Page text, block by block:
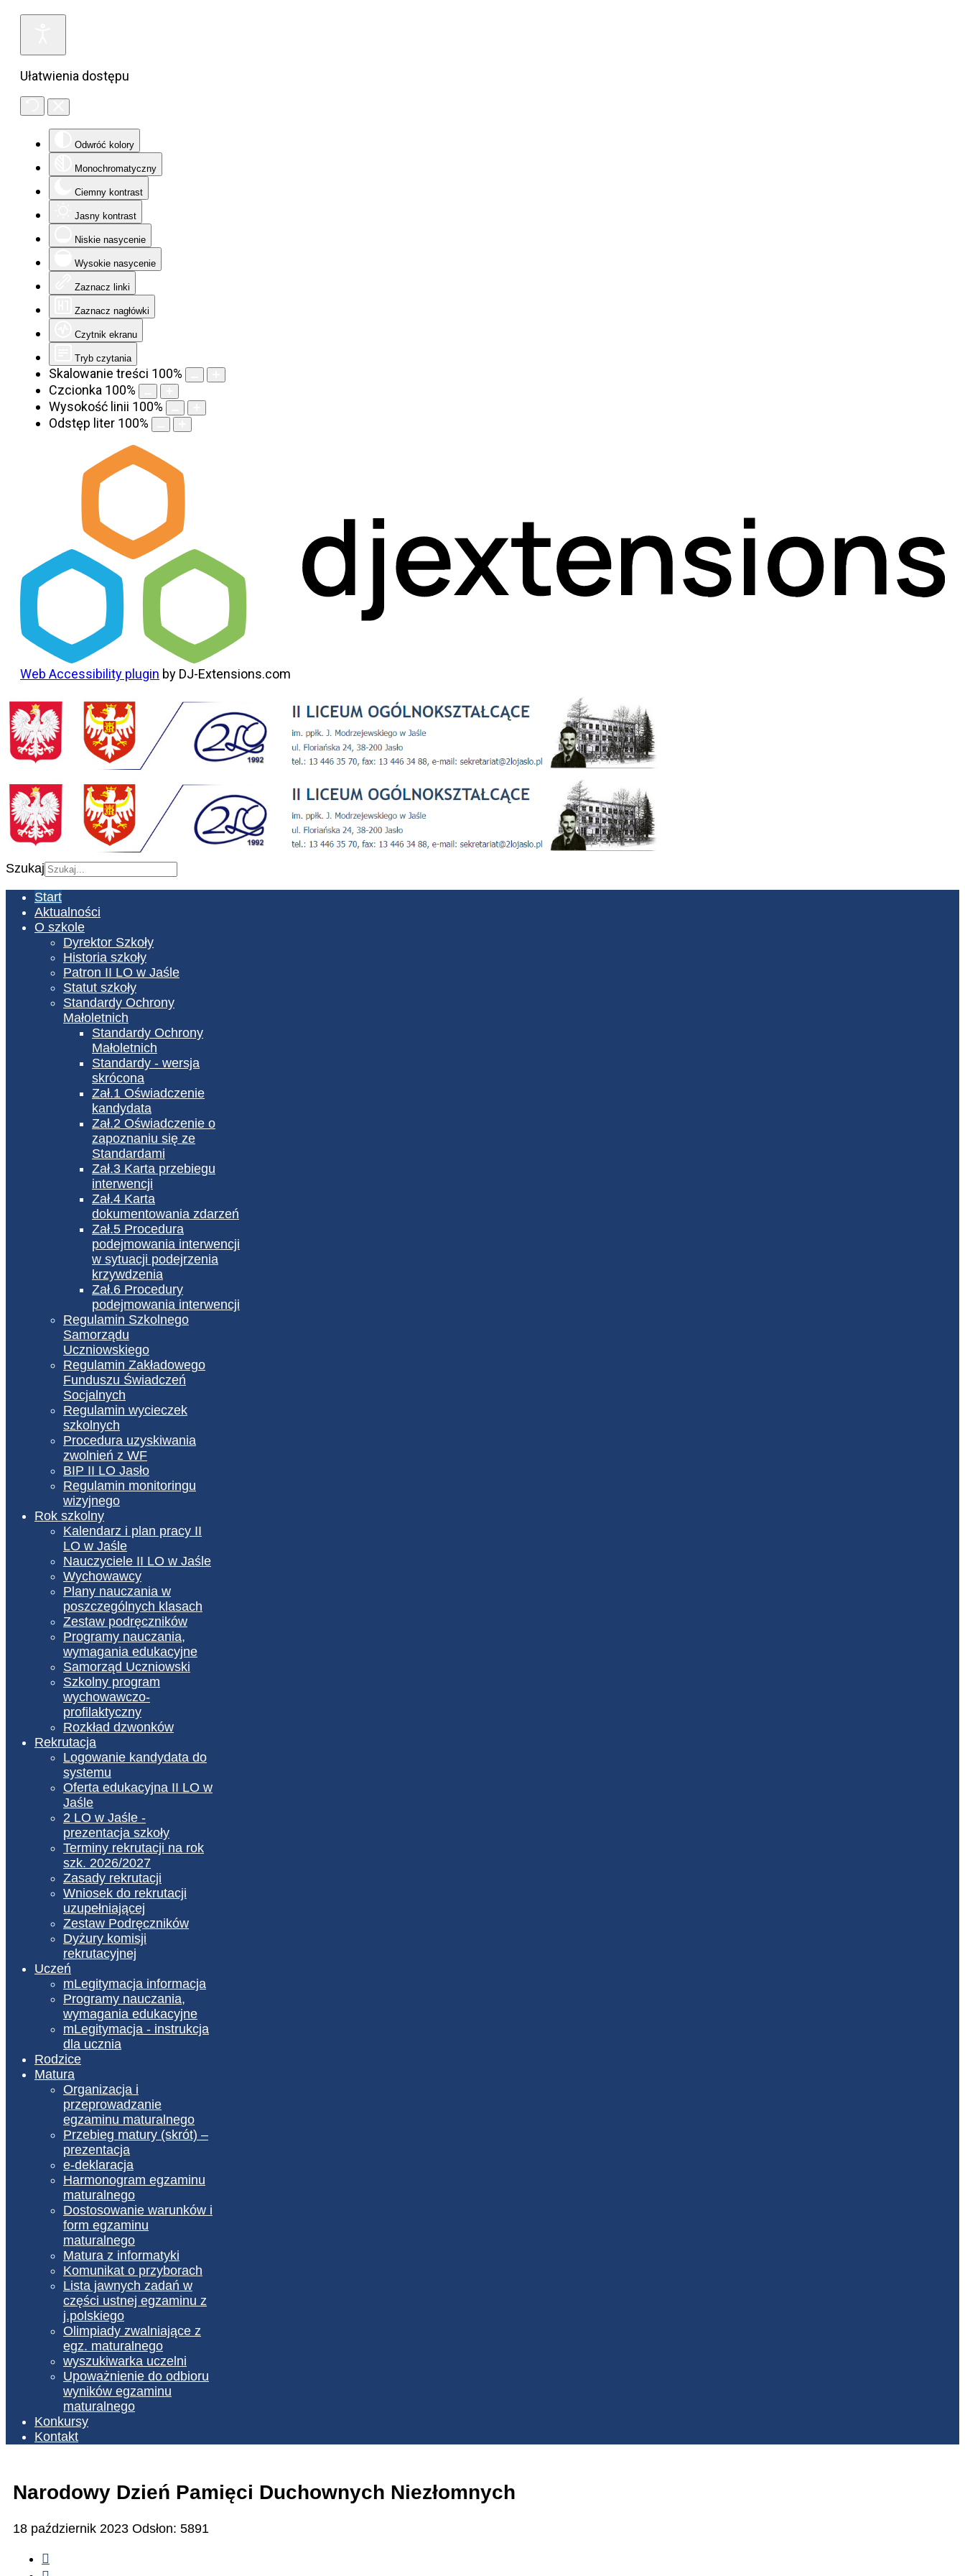
Ułatwienia dostępu
Odwróć kolory
Monochromatyczny
Ciemny kontrast
Jasny kontrast
Niskie nasycenie
Wysokie nasycenie
Zaznacz linki
Zaznacz nagłówki
Czytnik ekranu
Tryb czytania
Skalowanie treści 100%
Czcionka 100%
Wysokość linii 100%
Odstęp liter 100%
Web Accessibility plugin by DJ-Extensions.com
Szukaj
Start
Aktualności
O szkole
Dyrektor Szkoły
Historia szkoły
Patron II LO w Jaśle
Statut szkoły
Standardy Ochrony
Małoletnich
Standardy Ochrony
Małoletnich
Standardy - wersja
skrócona
Zał.1 Oświadczenie
kandydata
Zał.2 Oświadczenie o
zapoznaniu się ze
Standardami
Zał.3 Karta przebiegu
interwencji
Zał.4 Karta
dokumentowania zdarzeń
Zał.5 Procedura
podejmowania interwencji
w sytuacji podejrzenia
krzywdzenia
Zał.6 Procedury
podejmowania interwencji
Regulamin Szkolnego
Samorządu
Uczniowskiego
Regulamin Zakładowego
Funduszu Świadczeń
Socjalnych
Regulamin wycieczek
szkolnych
Procedura uzyskiwania
zwolnień z WF
BIP II LO Jasło
Regulamin monitoringu
wizyjnego
Rok szkolny
Kalendarz i plan pracy II
LO w Jaśle
Nauczyciele II LO w Jaśle
Wychowawcy
Plany nauczania w
poszczególnych klasach
Zestaw podręczników
Programy nauczania,
wymagania edukacyjne
Samorząd Uczniowski
Szkolny program
wychowawczo-
profilaktyczny
Rozkład dzwonków
Rekrutacja
Logowanie kandydata do
systemu
Oferta edukacyjna II LO w
Jaśle
2 LO w Jaśle -
prezentacja szkoły
Terminy rekrutacji na rok
szk. 2026/2027
Zasady rekrutacji
Wniosek do rekrutacji
uzupełniającej
Zestaw Podręczników
Dyżury komisji
rekrutacyjnej
Uczeń
mLegitymacja informacja
Programy nauczania,
wymagania edukacyjne
mLegitymacja - instrukcja
dla ucznia
Rodzice
Matura
Organizacja i
przeprowadzanie
egzaminu maturalnego
Przebieg matury (skrót) –
prezentacja
e-deklaracja
Harmonogram egzaminu
maturalnego
Dostosowanie warunków i
form egzaminu
maturalnego
Matura z informatyki
Komunikat o przyborach
Lista jawnych zadań w
części ustnej egzaminu z
j.polskiego
Olimpiady zwalniające z
egz. maturalnego
wyszukiwarka uczelni
Upoważnienie do odbioru
wyników egzaminu
maturalnego
Konkursy
Kontakt
Narodowy Dzień Pamięci Duchownych Niezłomnych
18 październik 2023 Odsłon: 5891